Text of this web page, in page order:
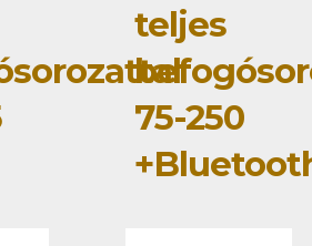
teljes
75-250